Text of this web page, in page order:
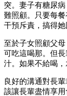
突。妻子有糖尿
難照顧。只要每
干預斥責，搞得她
至於子女照顧父
可吃這喝那。但
汁。如果不給喝
良好的溝通對長
該讓長輩盡情享